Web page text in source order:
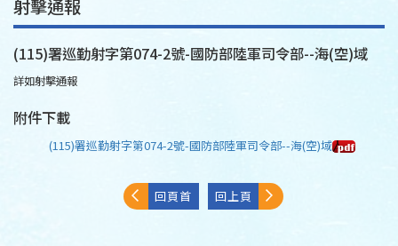
射擊通報
(115)署巡勤射字第074-2號-國防部陸軍司令部--海(空)域
詳如射擊通報
附件下載
(115)署巡勤射字第074-2號-國防部陸軍司令部--海(空)域
回頁首 回上頁